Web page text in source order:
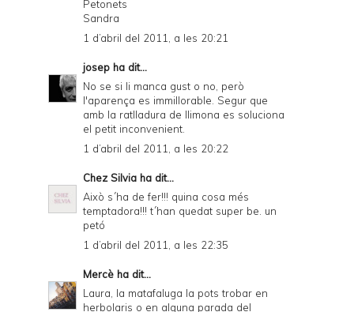
Petonets
Sandra
1 d’abril del 2011, a les 20:21
josep ha dit...
No se si li manca gust o no, però
l'aparença es immillorable. Segur que
amb la ratlladura de llimona es soluciona
el petit inconvenient.
1 d’abril del 2011, a les 20:22
Chez Silvia ha dit...
Això s´ha de fer!!! quina cosa més
temptadora!!! t´han quedat super be. un
petó
1 d’abril del 2011, a les 22:35
Mercè ha dit...
Laura, la matafaluga la pots trobar en
herbolaris o en alguna parada del